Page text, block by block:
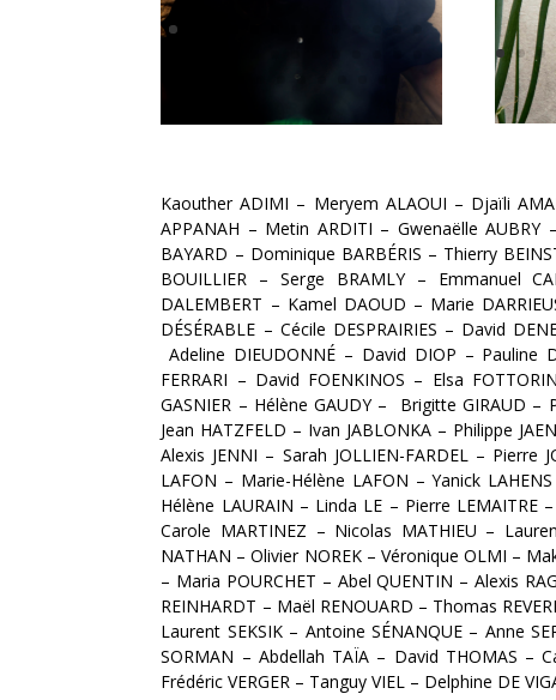
Kaouther ADIMI – Meryem ALAOUI – Djaïli
APPANAH – Metin ARDITI – Gwenaëlle AUBRY
BAYARD – Dominique BARBÉRIS – Thierry
BOUILLIER –Serge BRAMLY– Emmanuel
DALEMBERT – Kamel DAOUD – Marie
DÉSÉRABLE – Cécile DESPRAIRIES – David
Adeline DIEUDONNÉ – David DIOP – Pauline
FERRARI – David FOENKINOS – Elsa
GASNIER – Hélène GAUDY– Brigitte GIRAUD –
Jean HATZFELD – Ivan JABLONKA – Philippe
Alexis JENNI – Sarah JOLLIEN-FARDEL – Pierre
LAFON – Marie-Hélène LAFON –Yanick LAHENS
Hélène LAURAIN – Linda LE – Pierre LEMAITRE
Carole MARTINEZ – Nicolas MATHIEU –
NATHAN –Olivier NOREK– Véronique OLMI –
– Maria POURCHET – Abel QUENTIN – Alexis
REINHARDT – Maël RENOUARD – Thomas
Laurent SEKSIK– Antoine SÉNANQUE– Anne
SORMAN – Abdellah TAÏA – David THOMAS –
Frédéric VERGER – Tanguy VIEL – Delphine DE